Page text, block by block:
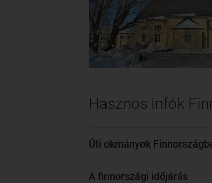
Hasznos infók
Úti okmányok
A finnországi időjárás